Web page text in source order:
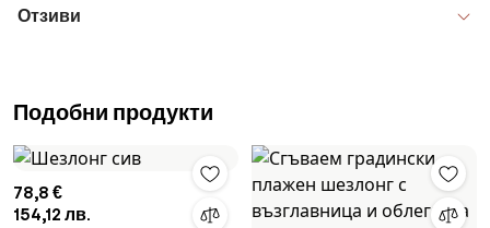
Отзиви
Подобни продукти
78,8 €
154,12 лв.